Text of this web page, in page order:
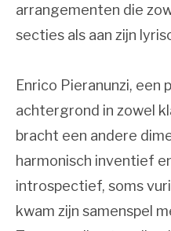
arrangementen die
secties als aan zijn
Enrico Pieranunzi, een
achtergrond in zowel
bracht een andere
harmonisch inventief
introspectief, soms
kwam zijn samenspel